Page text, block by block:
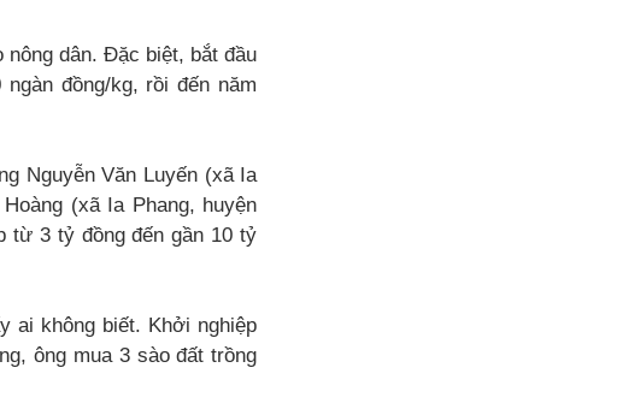
nông dân. Đặc biệt, bắt đầu
đồng/kg, rồi đến năm
Nguyễn Văn Luyến (xã Ia
(xã Ia Phang, huyện
từ 3 tỷ đồng đến gần 10 tỷ
ai không biết. Khởi nghiệp
ông mua 3 sào đất trồng